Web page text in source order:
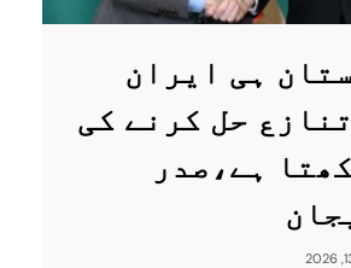
ہی ایران
حل کرنے کی
ہے،صدر